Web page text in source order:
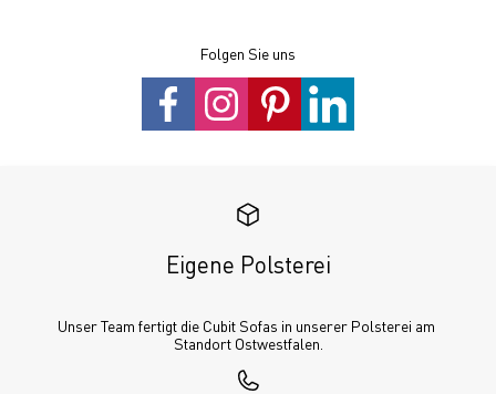
Folgen Sie uns
Eigene Polsterei
Unser Team fertigt die Cubit Sofas in unserer Polsterei am
Standort Ostwestfalen.